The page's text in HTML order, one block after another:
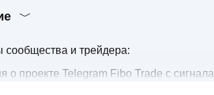
сообщества и трейдера:
о проекте Telegram Fibo Trade с